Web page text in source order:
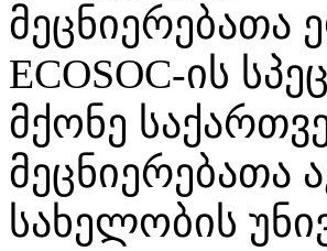
მეცნიერებათა
ECOSOC-ის
მქონე
მეცნიერებათა
სახელობის